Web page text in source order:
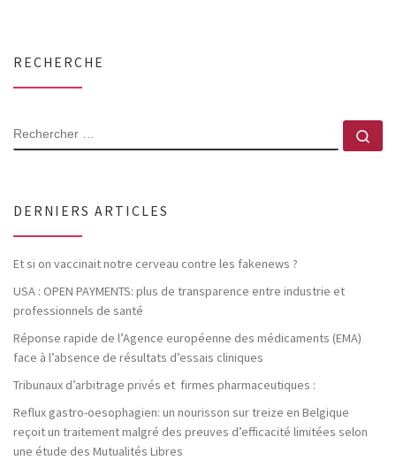
RECHERCHE
RECHERCHER
DERNIERS ARTICLES
Et si on vaccinait notre cerveau contre les fakenews ?
USA : OPEN PAYMENTS: plus de transparence entre industrie et
professionnels de santé
Réponse rapide de l’Agence européenne des médicaments (EMA)
face à l’absence de résultats d’essais cliniques
Tribunaux d’arbitrage privés et firmes pharmaceutiques :
Reflux gastro-oesophagien: un nourisson sur treize en Belgique
reçoit un traitement malgré des preuves d’efficacité limitées selon
une étude des Mutualités Libres